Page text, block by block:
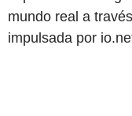
mundo real a
impulsada por